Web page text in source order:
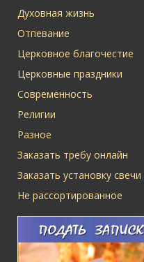
Духовная жизнь
Отпевание
Церковное благочестие
Церковные праздники
Современность
Религии
Разное
Заказать требу онлайн
Заказать установку свечи
Не рассортированное